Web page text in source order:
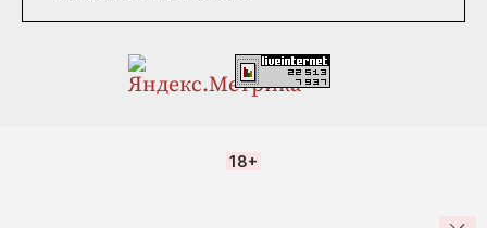
18+